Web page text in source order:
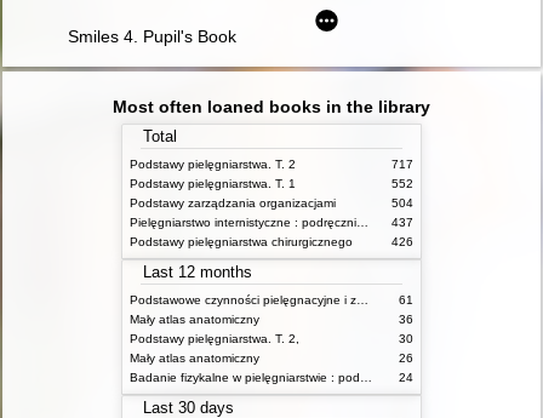
Smiles 4. Pupil's Book
Most often loaned books in the library
Total
Podstawy pielęgniarstwa. T. 2
717
Podstawy pielęgniarstwa. T. 1
552
Podstawy zarządzania organizacjami
504
437
Podstawy pielęgniarstwa chirurgicznego
426
Last 12 months
61
Mały atlas anatomiczny
36
Podstawy pielęgniarstwa. T. 2,
30
Mały atlas anatomiczny
26
24
Last 30 days